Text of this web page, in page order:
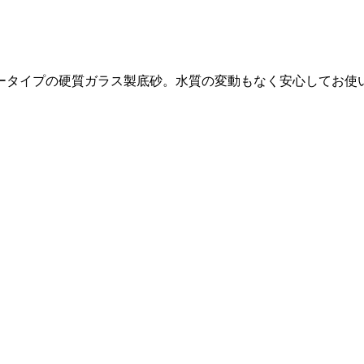
イプの硬質ガラス製底砂。水質の変動もなく安心してお使